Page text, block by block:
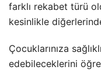
farklı rekabet türü
kesinlikle
Çocuklarınıza
edebileceklerini